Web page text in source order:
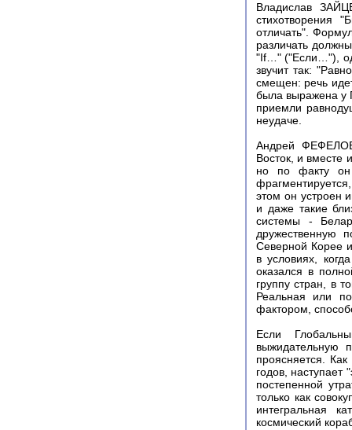
Владислав
стихотворения
отличать".
различать
"If…" ("Если…"),
звучит так:
смещен: речь
была выражена у
приемли
неудаче.
Андрей
Восток, и вместе
но по факту он
этом он устроен
и даже такие
системы -
дружественную
Северной Корее
в условиях,
оказался в
группу стран, в
Реальная или
фактором,
Если
выжидательную
проясняется.
годов,
постепенной
только как
интегральная
космический